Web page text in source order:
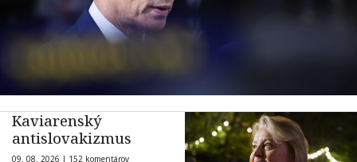
Kaviarenský
antislovakizmus
09. 08. 2026 | 152 komentárov